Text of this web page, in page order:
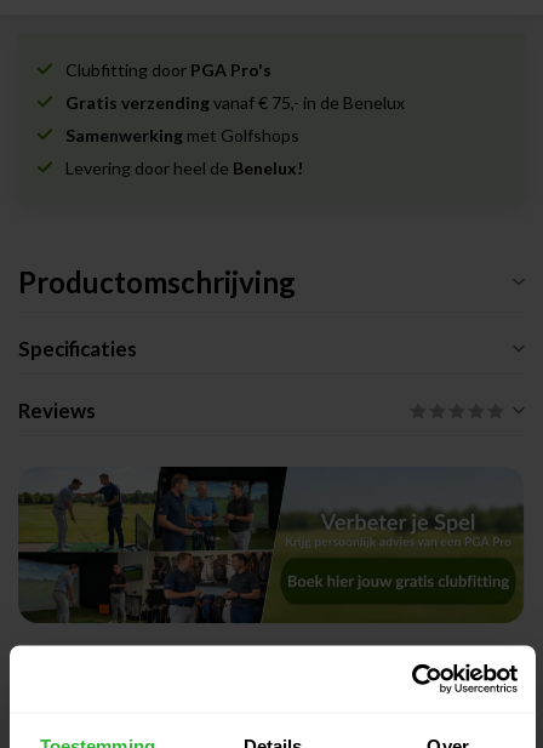
Clubfitting door PGA Pro's
Gratis verzendingvanaf € 75,- in de Benelux
Samenwerking met Golfshops
Levering door heel de Benelux!
Productomschrijving
Specificaties
Reviews
Zwart rechts